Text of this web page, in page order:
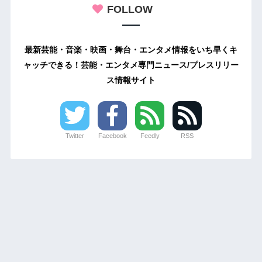
FOLLOW
最新芸能・音楽・映画・舞台・エンタメ情報をいち早くキ
ャッチできる！芸能・エンタメ専門ニュース/プレスリリー
ス情報サイト
Twitter Facebook Feedly RSS